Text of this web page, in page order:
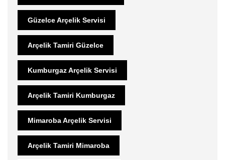
Güzelce Arçelik Servisi
Arçelik Tamiri Güzelce
Kumburgaz Arçelik Servisi
Arçelik Tamiri Kumburgaz
Mimaroba Arçelik Servisi
Arçelik Tamiri Mimaroba